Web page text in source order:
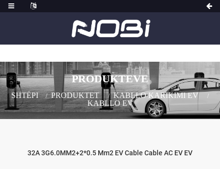
PRODUKTEVE
SHTËPI PRODUKTET
KABLLO KARIKIMI EV
KABLLO EV
32A 3G6.0MM2+2*0.5 Mm2 EV Cable Cable AC EV EV